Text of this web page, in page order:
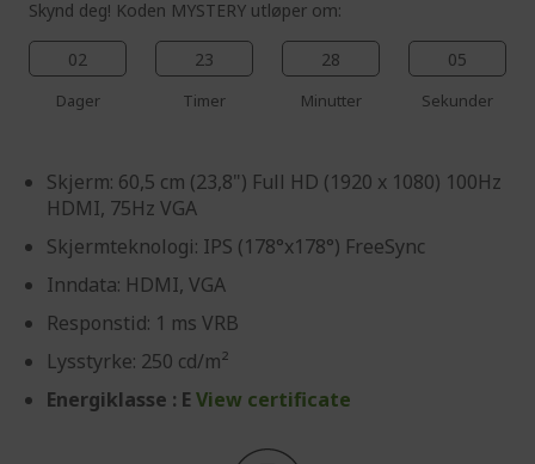
Skynd deg! Koden MYSTERY utløper om:
02
Dager
23
Timer
28
Minutter
03
Sekunder
Skjerm: 60,5 cm (23,8") Full HD (1920 x 1080) 100Hz
HDMI, 75Hz VGA
Skjermteknologi: IPS (178°x178°) FreeSync
Inndata: HDMI, VGA
Responstid: 1 ms VRB
Lysstyrke: 250 cd/m²
Energiklasse : E View certificate